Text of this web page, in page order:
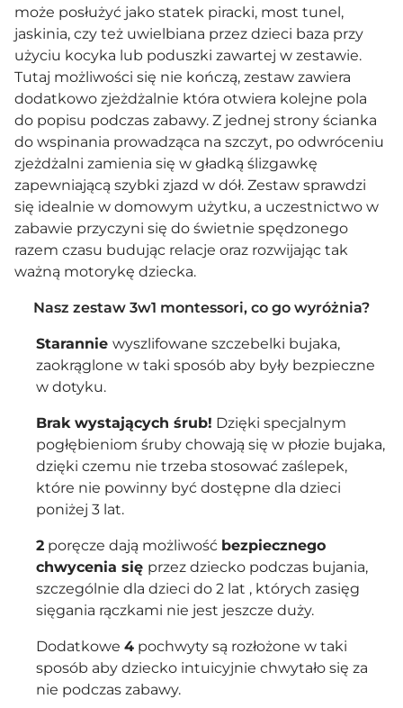
może posłużyć jako statek piracki, most tunel,
jaskinia, czy też uwielbiana przez dzieci baza przy
użyciu kocyka lub poduszki zawartej w zestawie.
Tutaj możliwości się nie kończą, zestaw zawiera
dodatkowo zjeżdżalnie która otwiera kolejne pola
do popisu podczas zabawy. Z jednej strony ścianka
do wspinania prowadząca na szczyt, po odwróceniu
zjeżdżalni zamienia się w gładką ślizgawkę
zapewniającą szybki zjazd w dół. Zestaw sprawdzi
się idealnie w domowym użytku, a uczestnictwo w
zabawie przyczyni się do świetnie spędzonego
razem czasu budując relacje oraz rozwijając tak
ważną motorykę dziecka.
Nasz zestaw 3w1 montessori, co go wyróżnia?
Starannie wyszlifowane szczebelki bujaka,
zaokrąglone w taki sposób aby były bezpieczne
w dotyku.
Brak wystających śrub! Dzięki specjalnym
pogłębieniom śruby chowają się w płozie bujaka,
dzięki czemu nie trzeba stosować zaślepek,
które nie powinny być dostępne dla dzieci
poniżej 3 lat.
2 poręcze dają możliwość bezpiecznego
chwycenia się przez dziecko podczas bujania,
szczególnie dla dzieci do 2 lat , których zasięg
sięgania rączkami nie jest jeszcze duży.
Dodatkowe 4 pochwyty są rozłożone w taki
sposób aby dziecko intuicyjnie chwytało się za
nie podczas zabawy.